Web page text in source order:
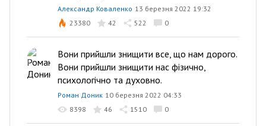
Александр Коваленко 13 березня 2022 19:32
23380
42 522 0
Вони прийшли знищити все, що нам дорого.
Вони прийшли знищити нас фізично,
психологічно та духовно.
Роман Доник 10 березня 2022 04:33
8398
46 1510 0